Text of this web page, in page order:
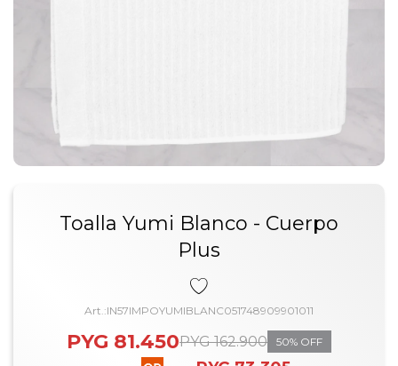
Toalla Yumi Blanco - Cuerpo
Plus
IN57IMPOYUMIBLANC051748909901011
PYG 81.450PYG 162.900 50